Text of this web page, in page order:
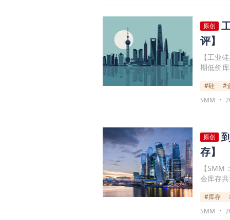
原创
评】
【工业
期低价
少。因
区间低
#硅
#
SMM
原创
存】
【
会库存
#库存
SMM